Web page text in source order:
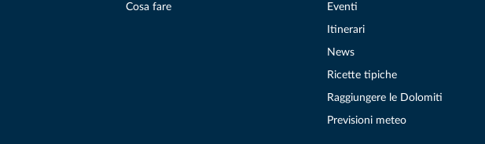
Cosa fare Eventi
Itinerari
News
Ricette tipiche
Raggiungere le Dolomiti
Previsioni meteo